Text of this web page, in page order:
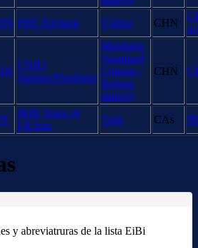
PBS Xinjiang Uighur CHN
uc
CNR1
Jammer/Firedrake
Mandarin
(Standard
Chinese /
Beijing
dialect)
CHN
IRIB Voice of
I.R.Iran
Tajik CAs
y abreviatruras de la lista EiBi